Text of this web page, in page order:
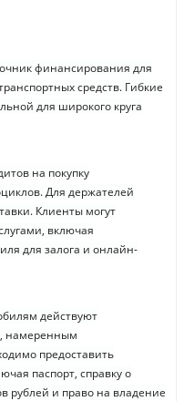
финансирования для
средств. Гибкие
для широкого круга
на покупку
Для держателей
Клиенты могут
включая
для залога и онлайн-
действуют
намеренным
предоставить
паспорт, справку о
рублей и право на владение